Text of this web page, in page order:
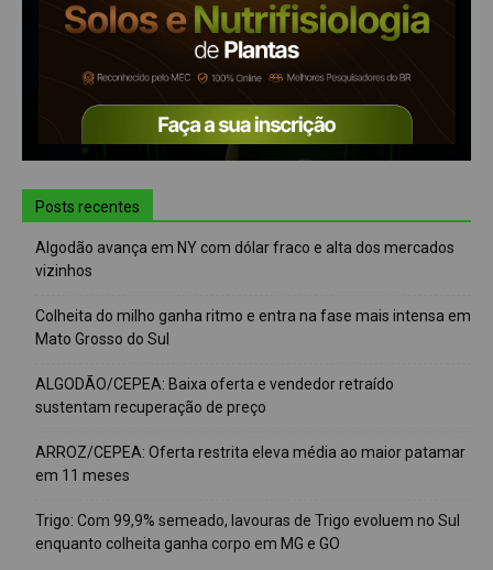
Posts recentes
Algodão avança em NY com dólar fraco e alta dos mercados
vizinhos
Colheita do milho ganha ritmo e entra na fase mais intensa em
Mato Grosso do Sul
ALGODÃO/CEPEA: Baixa oferta e vendedor retraído
sustentam recuperação de preço
ARROZ/CEPEA: Oferta restrita eleva média ao maior patamar
em 11 meses
Trigo: Com 99,9% semeado, lavouras de Trigo evoluem no Sul
enquanto colheita ganha corpo em MG e GO